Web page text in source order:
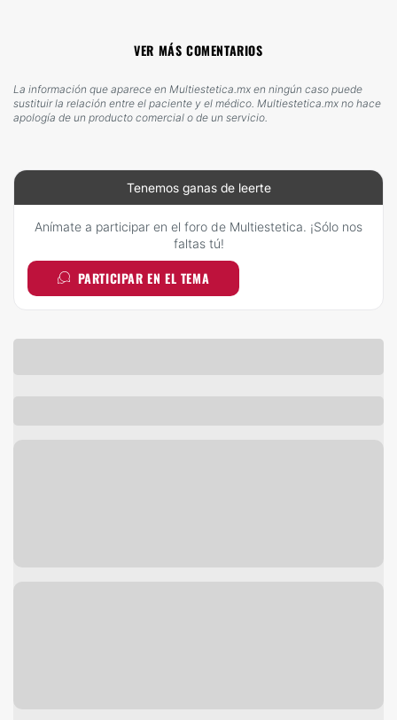
VER MÁS COMENTARIOS
La información que aparece en Multiestetica.mx en ningún caso puede
sustituir la relación entre el paciente y el médico. Multiestetica.mx no hace
apología de un producto comercial o de un servicio.
Tenemos ganas de leerte
Anímate a participar en el foro de Multiestetica. ¡Sólo nos
faltas tú!
PARTICIPAR EN EL TEMA